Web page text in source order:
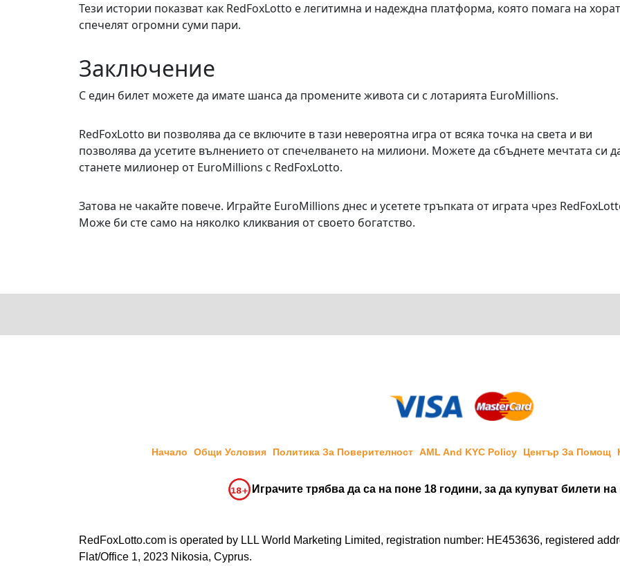
Тези истории показват как RedFoxLotto е легитимна и надеждна платформа, която помага на
спечелят огромни суми пари.
Заключение
С един билет можете да имате шанса да промените живота си с лотарията EuroMillions.
RedFoxLotto ви позволява да се включите в тази невероятна игра от всяка точка на света и ви
позволява да усетите вълнението от спечелването на милиони. Можете да сбъднете мечтата си
станете милионер от EuroMillions с RedFoxLotto.
Затова не чакайте повече. Играйте EuroMillions днес и усетете тръпката от играта чрез
Може би сте само на няколко кликвания от своето богатство.
Начало Общи Условия Политика За Поверителност AML And KYC Policy Център За Помощ
Играчите трябва да са на поне 18 години, за да купуват билети
RedFoxLotto.com is operated by LLL World Marketing Limited, registration number: HE453636, registered
Flat/Office 1, 2023 Nikosia, Cyprus.